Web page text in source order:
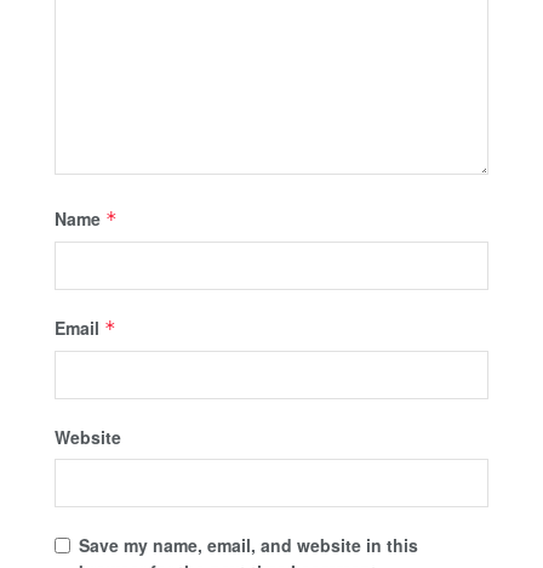
Name *
Email *
Website
Save my name, email, and website in this